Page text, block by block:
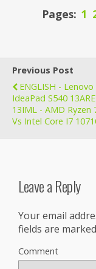
Pages: 1
Previous Post
ENGLISH - Lenovo
IdeaPad S540
13IML - AMD Ryzen
Vs Intel Core I7
Leave a Reply
Your email
fields are marked
Comment